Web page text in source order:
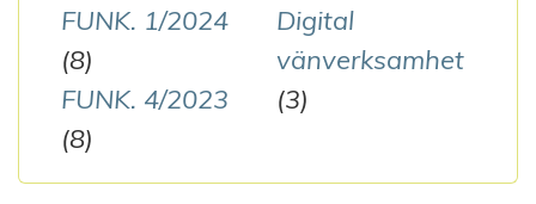
FUNK. 1/2024
(8)
FUNK. 4/2023
(8)
Digital
vänverksamhet
(3)